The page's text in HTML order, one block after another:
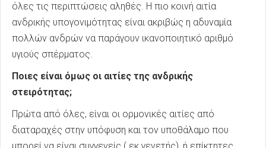
όλες τις περιπτώσεις αληθές. Η πιο κοινή αιτία
ανδρικής υπογονιμότητας είναι ακριβώς η αδυναμία
πολλών ανδρών να παράγουν ικανοποιητικό αριθμό
υγιούς σπέρματος.
Ποιες είναι όμως οι αιτίες της ανδρικής
στειρότητας;
Πρώτα από όλες, είναι οι ορμονικές αιτίες από
διαταραχές στην υπόφυση και τον υποθάλαμο που